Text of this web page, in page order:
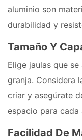
aluminio son
durabilidad y
Tamaño Y
Elige jaulas que
granja. Considera
criar y asegúrate
espacio para cada
Facilidad De